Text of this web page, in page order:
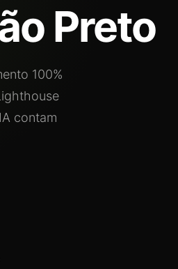
Preto
100%
contam